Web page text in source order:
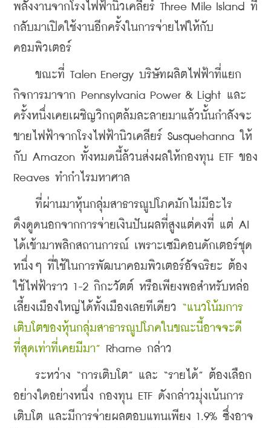
พลังงานจากโรงไฟฟ้านิวเคลียร์ Three Mile Island ที่
กลับมาเปิดใช้งานอีกครั้งในการจ่ายไฟให้กับ
คอมพิวเตอร์
ขณะที่ Talen Energy บริษัทผลิตไฟฟ้าที่แยก
กิจการมาจาก Pennsylvania Power & Light และ
ครั้งหนึ่งเคยเผชิญวิกฤตล้มละลายมาแล้วนั้นกำลังจะ
ขายไฟฟ้าจากโรงไฟฟ้านิวเคลียร์ Susquehanna ให้
กับ Amazon ทั้งหมดนี้ล้วนส่งผลให้กองทุน ETF ของ
Reaves ทำกำไรมหาศาล
ที่ผ่านมาหุ้นกลุ่มสาธารณูปโภคมักไม่มีอะไร
ดึงดูดนอกจากการจ่ายเงินปันผลที่สูงแต่คงที่ แต่ AI
ได้เข้ามาพลิกสถานการณ์ เพราะเซมิคอนดักเตอร์ชุด
หนึ่งๆ ที่ใช้ในการพัฒนาคอมพิวเตอร์อัจฉริยะ ต้อง
ใช้ไฟฟ้าราว 1-2 กิกะวัตต์ หรือเพียงพอสำหรับหล่อ
เลี้ยงเมืองใหญ่ได้ทั้งเมืองเลยทีเดียว “แนวโน้มการ
เติบโตของหุ้นกลุ่มสาธารณูปโภคในขณะนี้อาจจะดี
ที่สุดเท่าที่เคยมีมา” Rhame กล่าว
ระหว่าง “การเติบโต” และ “รายได้” ต้องเลือก
อย่างใดอย่างหนึ่ง กองทุน ETF ดังกล่าวมุ่งเน้นการ
เติบโต และมีการจ่ายผลตอบแทนเพียง 1.9% ซึ่งอาจ